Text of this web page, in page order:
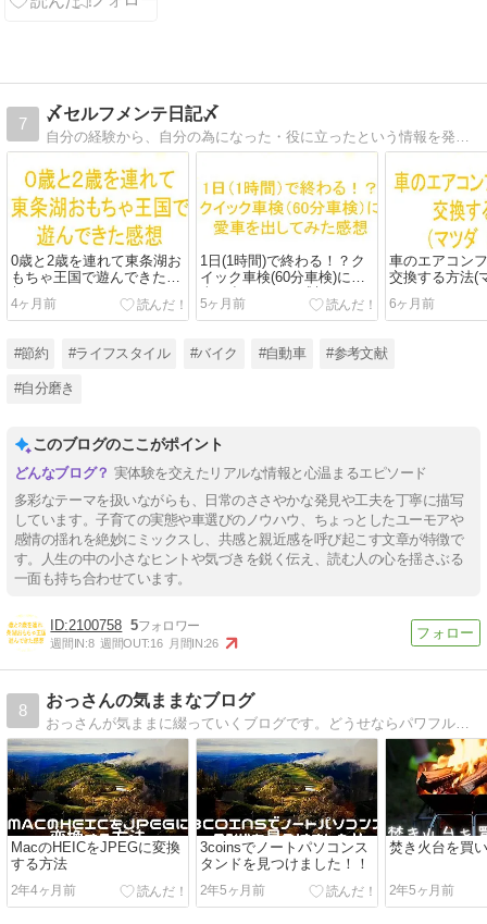
7
〆セルフメンテ日記〆
自分の経験から、自分の為になった・役に立ったという情報を発信していきます。
0歳と2歳を連れて東条湖お
もちゃ王国で遊んできた感
4ヶ月前
1日(1時間)で終わる！？ク
イック車検(60分車検)に愛
車を出してみた感想
5ヶ月前
車のエアコン
交換する方法(
6ヶ月前
#節約 #ライフスタイル #バイク #自動車 #参考文献
#自分磨き
このブログのここがポイント
実体験を交えたリアルな情報と心温まるエピソード
多彩なテーマを扱いながらも、日常のささやかな発見や工夫を丁寧に描写
しています。子育ての実態や車選びのノウハウ、ちょっとしたユーモアや
感情の揺れを絶妙にミックスし、共感と親近感を呼び起こす文章が特徴で
す。人生の中の小さなヒントや気づきを鋭く伝え、読む人の心を揺さぶる
一面も持ち合わせています。
2100758 5
週間IN:8 週間OUT:16 月間IN:26
8
おっさんの気ままなブログ
おっさんが気ままに綴っていくブログです。どうせならパワフルなおっさんでありたいと思う今日この頃です。
MacのHEICをJPEGに変換
する方法
2年4ヶ月前
3coinsでノートパソコンス
タンドを見つけました！！
2年5ヶ月前
焚き火台を買
2年5ヶ月前